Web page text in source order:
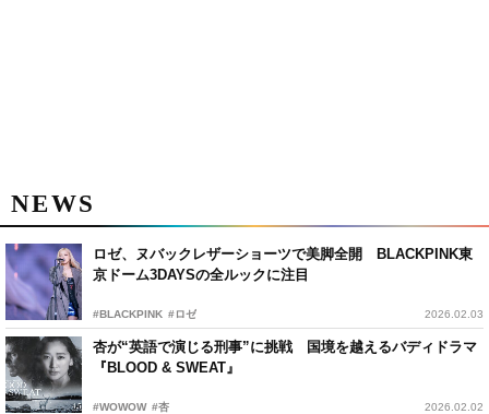
NEWS
ロゼ、ヌバックレザーショーツで美脚全開 BLACKPINK東
京ドーム3DAYSの全ルックに注目
#BLACKPINK #ロゼ 2026.02.03
杏が“英語で演じる刑事”に挑戦 国境を越えるバディドラマ
『BLOOD & SWEAT』
#WOWOW #杏 2026.02.02